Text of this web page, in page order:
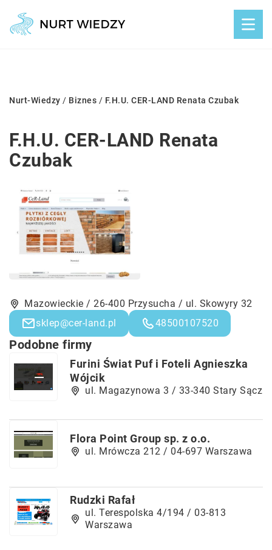
Nurt-Wiedzy / Biznes / F.H.U. CER-LAND Renata Czubak
F.H.U. CER-LAND Renata
Czubak
Mazowieckie / 26-400 Przysucha / ul. Skowyry 32
sklep@cer-land.pl
48500107520
Podobne firmy
Furini Świat Puf i Foteli Agnieszka
Wójcik
ul. Magazynowa 3 / 33-340 Stary Sącz
Flora Point Group sp. z o.o.
ul. Mrówcza 212 / 04-697 Warszawa
Rudzki Rafał
ul. Terespolska 4/194 / 03-813
Warszawa